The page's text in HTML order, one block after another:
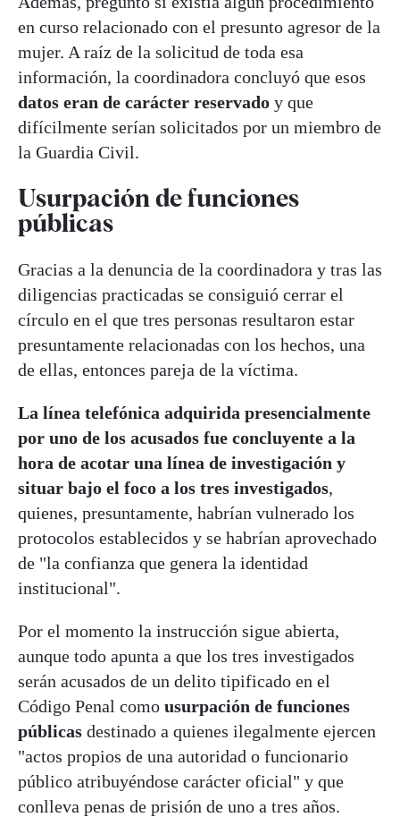
en curso relacionado con el presunto agresor de la
mujer. A raíz de la solicitud de toda esa
información, la coordinadora concluyó que esos
datos eran de carácter reservado y que
difícilmente serían solicitados por un miembro de
la Guardia Civil.
Usurpación de funciones
públicas
Gracias a la denuncia de la coordinadora y tras las
diligencias practicadas se consiguió cerrar el
círculo en el que tres personas resultaron estar
presuntamente relacionadas con los hechos, una
de ellas, entonces pareja de la víctima.
La línea telefónica adquirida presencialmente
por uno de los acusados fue concluyente a la
hora de acotar una línea de investigación y
situar bajo el foco a los tres investigados,
quienes, presuntamente, habrían vulnerado los
protocolos establecidos y se habrían aprovechado
de "la confianza que genera la identidad
institucional".
Por el momento la instrucción sigue abierta,
aunque todo apunta a que los tres investigados
serán acusados de un delito tipificado en el
Código Penal como usurpación de funciones
públicas destinado a quienes ilegalmente ejercen
"actos propios de una autoridad o funcionario
público atribuyéndose carácter oficial" y que
conlleva penas de prisión de uno a tres años.